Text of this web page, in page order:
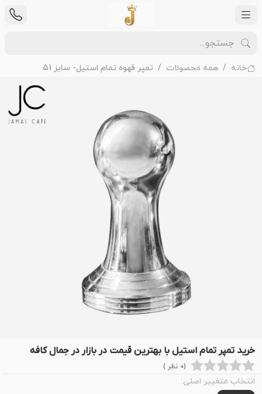
خانه همه محصولات تمپر قهوه تمام استیل- سایز 51
خرید تمپر تمام استیل با بهترین قیمت در بازار در جمال کافه
(0 نظر )
انتخاب متغییر اصلی: